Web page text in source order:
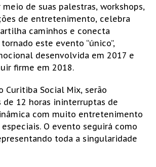
de suas palestras, workshops,
de entretenimento, celebra
caminhos e conecta
este evento “único”,
desenvolvida em 2017 e
firme em 2018.
Curitiba Social Mix, serão
de 12 horas ininterruptas de
com muito entretenimento
O evento seguirá como
toda a singularidade